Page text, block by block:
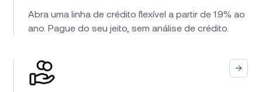
Abra uma linha de crédito flexível a partir de 1.9% ao
ano. Pague do seu jeito, sem análise de crédito.